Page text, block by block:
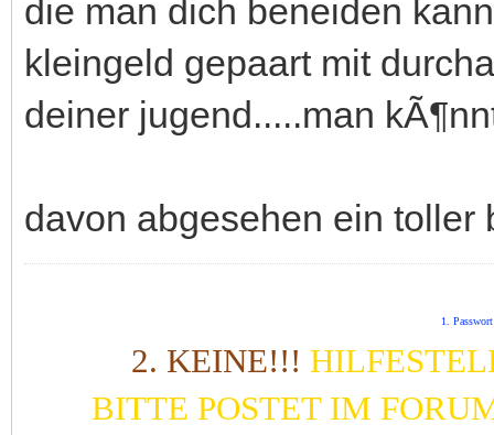
die man dich beneiden
kleingeld gepaart mit
deiner jugend.....man
davon abgesehen ein
1.
2. KEINE!!!
BITTE POSTET IM